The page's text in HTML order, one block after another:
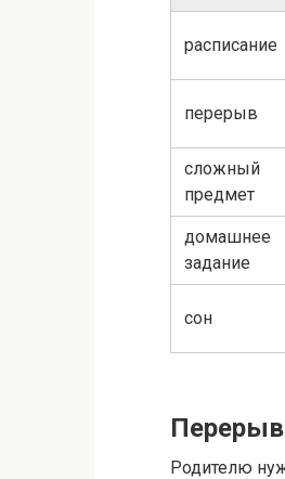
расписание
перерыв
сложный
предмет
домашнее
задание
сон
Перерыв
Родителю